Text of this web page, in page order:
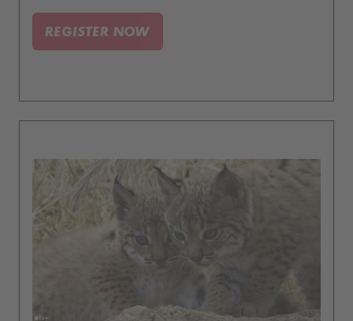
REGISTER NOW